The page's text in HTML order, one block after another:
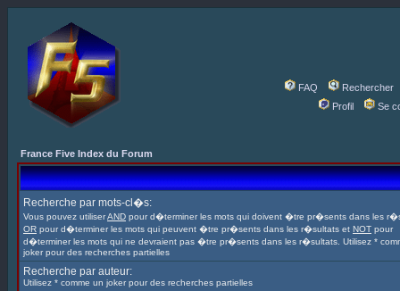
FAQ
Rechercher
Profil
Se
France Five Index du Forum
Recherche par mots-cl�s:
Vous pouvez utiliserAND pour d�terminer les mots qui doivent �tre pr�sents dans les
OR pour d�terminer les mots qui peuvent �tre pr�sents dans les r�sultats et NOT pour
d�terminer les mots qui ne devraient pas �tre pr�sents dans les r�sultats. Utilisez *
joker pour des recherches partielles
Recherche par auteur:
Utilisez * comme un joker pour des recherches partielles